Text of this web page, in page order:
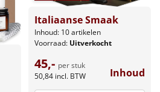
Italiaanse Smaak
Inhoud: 10 artikelen
Voorraad: Uitverkocht
45,- per stuk
50,84 incl. BTW Inhoud